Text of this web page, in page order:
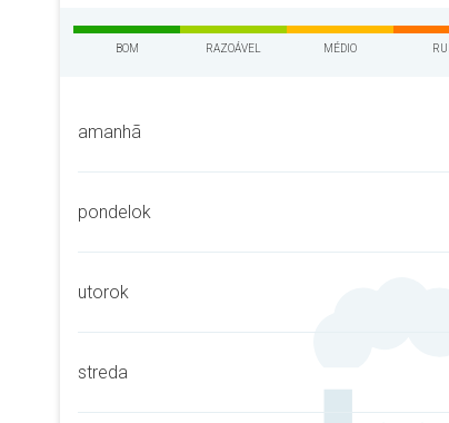
BOM RAZOÁVEL MÉDIO
amanhã
pondelok
utorok
streda